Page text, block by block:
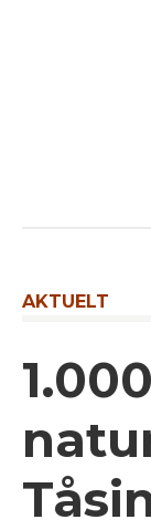
AKTUELT